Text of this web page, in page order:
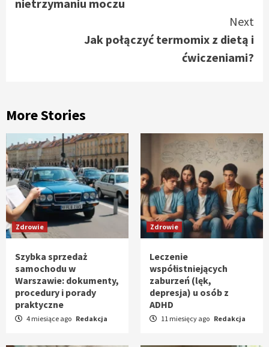
nietrzymaniu moczu
Next
Jak połączyć termomix z dietą i
ćwiczeniami?
More Stories
Zdrowie
Szybka sprzedaż
samochodu w
Warszawie: dokumenty,
procedury i porady
praktyczne
4 miesiące ago Redakcja
Zdrowie
Leczenie
współistniejących
zaburzeń (lęk,
depresja) u osób z
ADHD
11 miesięcy ago Redakcja